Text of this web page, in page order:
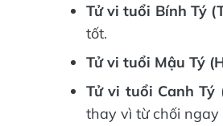
Tử vi tuổi Bính Tý
tốt.
Tử vi tuổi Mậu Tý
Tử vi tuổi Canh Tý
thay vì từ chối ngay